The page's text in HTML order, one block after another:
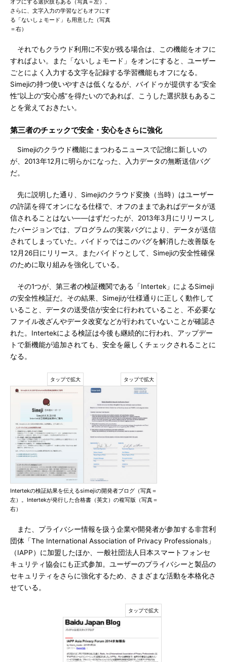
オフにする選択肢もある（写真＝左）。
さらに、文字入力の学習などもオフにす
る「ないしょモード」も用意した（写真
＝右）
それでもクラウド利用に不安が残る場合は、この機能をオフに
すればよい。また「ないしょモード」をオンにすると、ユーザー
ごとによく入力する文字を記録する学習機能もオフになる。
Simejiの持つ使いやすさは低くなるが、バイドゥが提供する“安全
性”以上の“安心感”を得たいのであれば、こうした選択肢もあるこ
とを覚えておきたい。
第三者のチェックで安全・安心をさらに強化
Simejiのクラウド機能にまつわるニュースで記憶に新しいの
が、2013年12月に明らかになった、入力データの無断送信バグ
だ。
先に説明した通り、Simejiのクラウド変換（当時）はユーザー
の許諾を得てオンになる仕様で、オフのままであればデータが送
信されることはない――はずだったが、2013年3月にリリースし
たバージョンでは、プログラムの実装バグにより、データが送信
されてしまっていた。バイドゥではこのバグを解消した改善版を
12月26日にリリース。またバイドゥとして、Simejiの安全性確保
のために取り組みを強化している。
その1つが、第三者の検証機関である「Intertek」によるSimeji
の安全性検証だ。その結果、Simejiが仕様通りに正しく動作して
いること、データの送受信が安全に行われていること、不必要な
ファイル改ざんやデータ改変などが行われていないことが確認さ
れた。Intertekによる検証は今後も継続的に行われ、アップデー
トで新機能が追加されても、安全を厳しくチェックされることに
なる。
Intertekの検証結果を伝えるsimejiの開発者ブログ（写真＝
左）。Intertekが発行した合格書（英文）の複写版（写真＝
右）
また、プライバシー情報を扱う企業や開発者が参加する非営利
団体「The International Association of Privacy Professionals」
（IAPP）に加盟したほか、一般社団法人日本スマートフォンセ
キュリティ協会にも正式参加。ユーザーのプライバシーと製品の
セキュリティをさらに強化するため、さまざまな活動を本格化さ
せている。